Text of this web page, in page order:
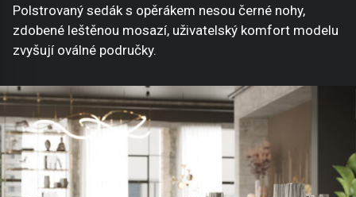
Polstrovaný sedák s opěrákem nesou černé nohy,
zdobené leštěnou mosazí, uživatelský komfort modelu
zvyšují oválné područky.